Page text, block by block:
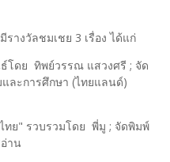
างวัลชมเชย 3 เรื่อง ได้แก่
โดย ทิพย์วรรณ แสวงศรี ; จัด
ะการศึกษา (ไทยแลนด์)
ทย" รวบรวมโดย พี่มู ; จัดพิมพ์
าน